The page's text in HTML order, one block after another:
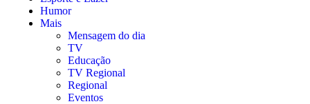
Humor
Mais
Mensagem do dia
TV
Educação
TV Regional
Regional
Eventos